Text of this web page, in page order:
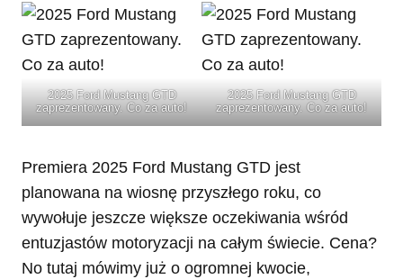
2025 Ford Mustang GTD
zaprezentowany. Co za auto!
2025 Ford Mustang GTD
zaprezentowany. Co za auto!
Premiera 2025 Ford Mustang GTD jest
planowana na wiosnę przyszłego roku, co
wywołuje jeszcze większe oczekiwania wśród
entuzjastów motoryzacji na całym świecie. Cena?
No tutaj mówimy już o ogromnej kwocie,